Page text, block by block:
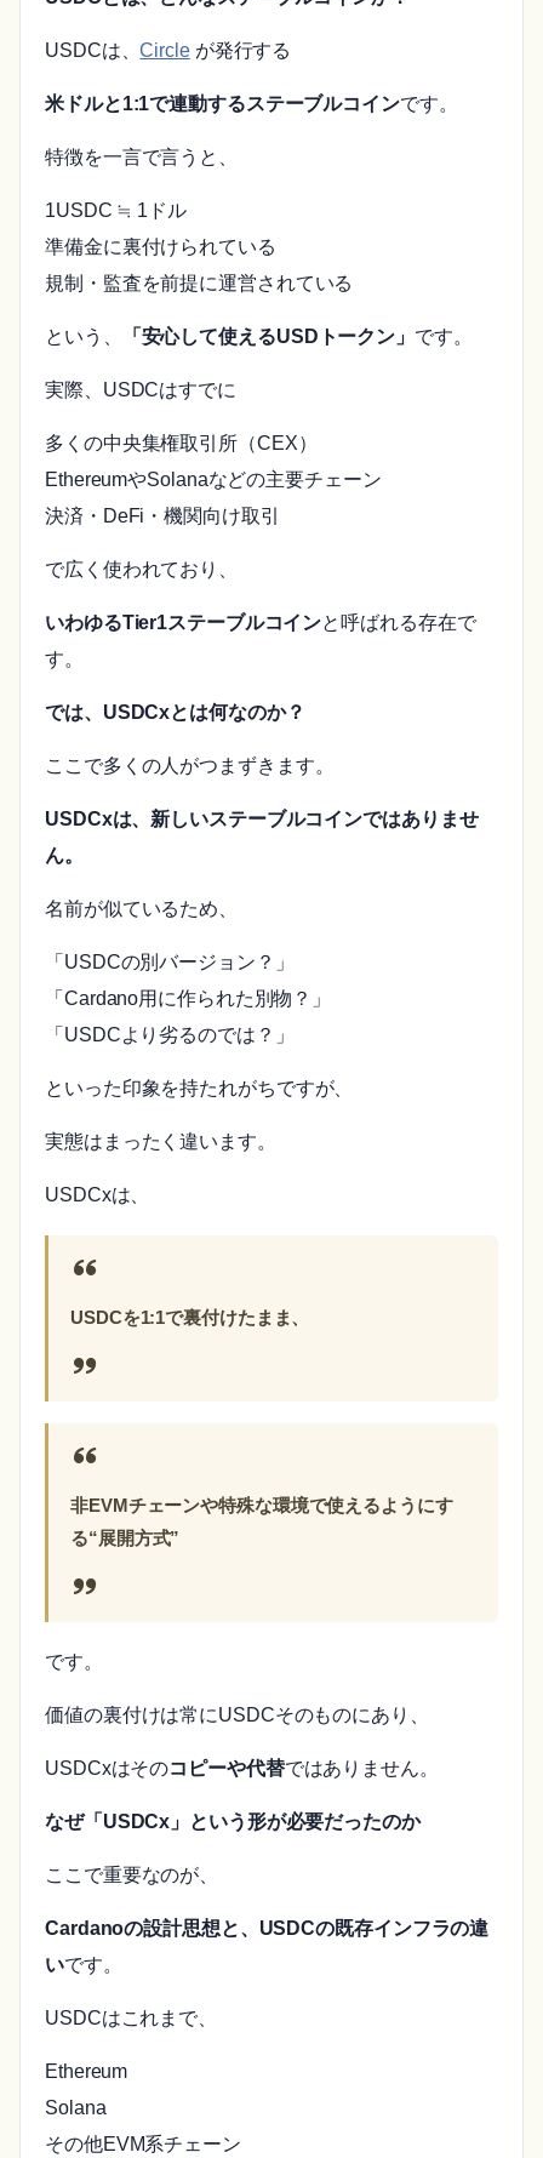
USDCは、Circleが発行する
米ドルと1:1で連動するステーブルコインです。
特徴を一言で言うと、
1USDC ≒ 1ドル
準備金に裏付けられている
規制・監査を前提に運営されている
という、 「安心して使えるUSDトークン」 です。
実際、USDCはすでに
多くの中央集権取引所（CEX）
EthereumやSolanaなどの主要チェーン
決済・DeFi・機関向け取引
で広く使われており、
いわゆるTier1ステーブルコインと呼ばれる存在で
す。
では、USDCxとは何なのか？
ここで多くの人がつまずきます。
USDCxは、新しいステーブルコインではありませ
ん。
名前が似ているため、
「USDCの別バージョン？」
「Cardano用に作られた別物？」
「USDCより劣るのでは？」
といった印象を持たれがちですが、
実態はまったく違います。
USDCxは、
USDCを1:1で裏付けたまま、
非EVMチェーンや特殊な環境で使えるようにす
る“展開方式”
です。
価値の裏付けは常にUSDCそのものにあり、
USDCxはそのコピーや代替ではありません。
なぜ「USDCx」という形が必要だったのか
ここで重要なのが、
Cardanoの設計思想と、USDCの既存インフラの違
いです。
USDCはこれまで、
Ethereum
Solana
その他EVM系チェーン